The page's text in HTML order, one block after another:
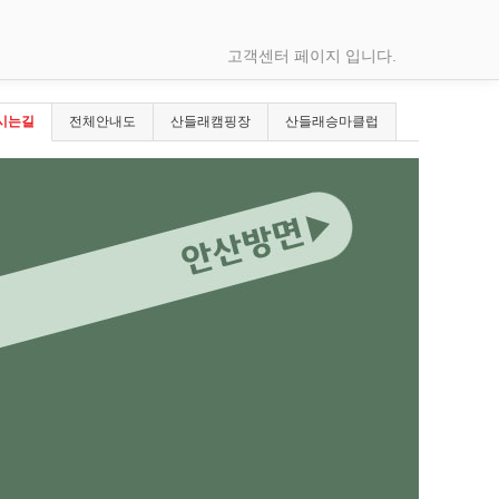
고객센터 페이지 입니다.
는길 전체안내도 산들래캠핑장 산들래승마클럽